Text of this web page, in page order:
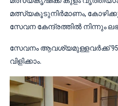
മത്സ്യകൂടുനിർമാണം,
സേവന കേന്ദ്രത്തിൽ നിന്നും
സേവനം ആവശ്യമുള്ളവർക്ക്
വിളിക്കാം.